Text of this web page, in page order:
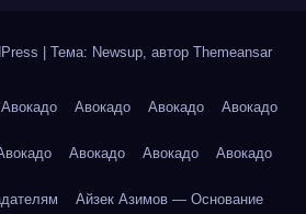
Тема: Newsup, автор Themeansar
Авокадо Авокадо Авокадо Авокадо
Авокадо Авокадо Авокадо
Айзек Азимов — Основание